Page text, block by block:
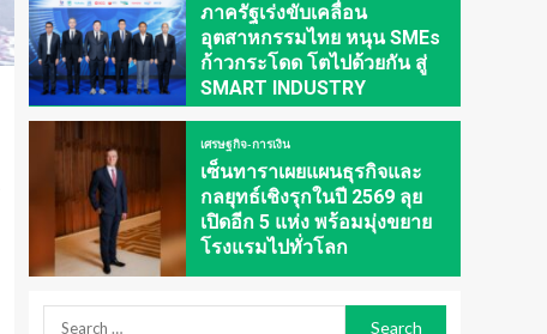
ภาครัฐเร่งขับเคลื่อน
อุตสาหกรรมไทย หนุน SMEs
ก้าวกระโดด โตไปด้วยกัน สู่
SMART INDUSTRY
เศรษฐกิจ-การเงิน
เซ็นทาราเผยแผนธุรกิจและ
กลยุทธ์เชิงรุกในปี 2569 ลุย
เปิดอีก 5 แห่ง พร้อมมุ่งขยาย
โรงแรมไปทั่วโลก